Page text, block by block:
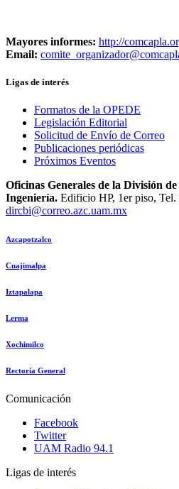
Mayores informes: http://
Email:
Ligas de interés
Formatos de la OPEDE
Legislación Editorial
Solicitud de Envío de Correo
Publicaciones periódicas
Próximos Eventos
Oficinas Generales de la División de
Ingeniería. Edificio HP, 1er piso,
dircbi@correo.azc.uam.mx
Azcapotzalco
Cuajimalpa
Iztapalapa
Lerma
Xochimilco
Rectoría General
Comunicación
Facebook
Twitter
UAM Radio 94.1
Ligas de interés